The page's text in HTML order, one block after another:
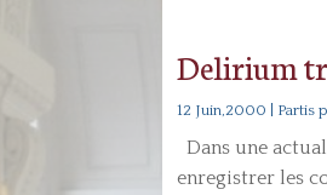
Delirium
12 Juin,2000 Partis
Dans une
enregistrer les